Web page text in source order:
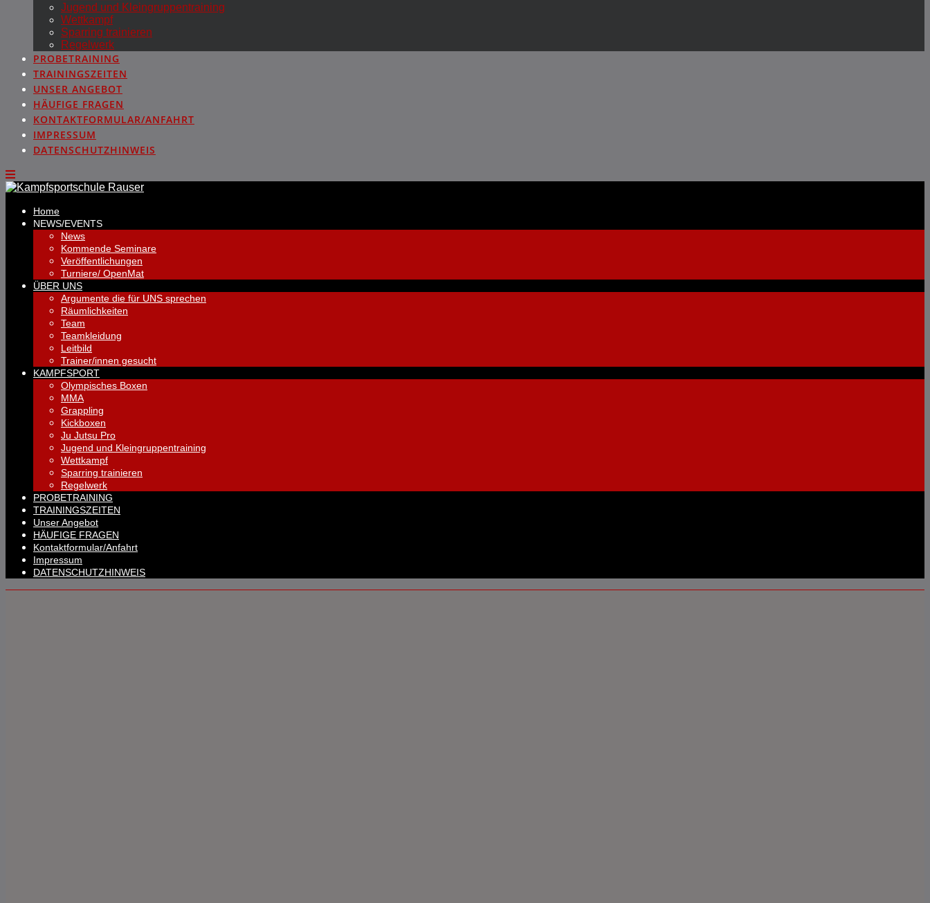
Jugend und Kleingruppentraining
Wettkampf
Sparring trainieren
Regelwerk
PROBETRAINING
TRAININGSZEITEN
UNSER ANGEBOT
HÄUFIGE FRAGEN
KONTAKTFORMULAR/ANFAHRT
IMPRESSUM
DATENSCHUTZHINWEIS
Home
NEWS/EVENTS
News
Kommende Seminare
Veröffentlichungen
Turniere/ OpenMat
ÜBER UNS
Argumente die für UNS sprechen
Räumlichkeiten
Team
Teamkleidung
Leitbild
Trainer/innen gesucht
KAMPFSPORT
Olympisches Boxen
MMA
Grappling
Kickboxen
Ju Jutsu Pro
Jugend und Kleingruppentraining
Wettkampf
Sparring trainieren
Regelwerk
PROBETRAINING
TRAININGSZEITEN
Unser Angebot
HÄUFIGE FRAGEN
Kontaktformular/Anfahrt
Impressum
DATENSCHUTZHINWEIS